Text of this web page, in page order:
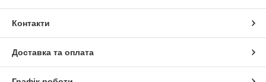
Контакти
Доставка та оплата